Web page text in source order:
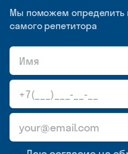
Мы поможем определить
самого репетитора